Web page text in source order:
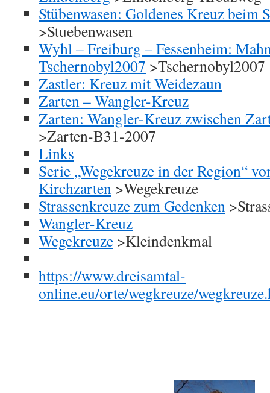
Stübenwasen: Goldenes Kreuz beim
>Stuebenwasen
Wyhl – Freiburg – Fessenheim:
Tschernobyl2007 >Tschernobyl2007
Zastler: Kreuz mit Weidezaun
Zarten – Wangler-Kreuz
Zarten: Wangler-Kreuz zwischen
>Zarten-B31-2007
Links
Serie „Wegekreuze in der Region“
Kirchzarten >Wegekreuze
Strassenkreuze zum Gedenken
Wangler-Kreuz
Wegekreuze >Kleindenkmal
https://www.dreisamtal-
online.eu/orte/wegkreuze/